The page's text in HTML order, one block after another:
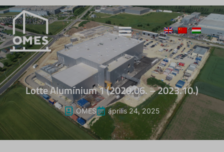
Lotte Alumínium 1 (2020.06. – 2023.10.)
OMES április 24, 2025